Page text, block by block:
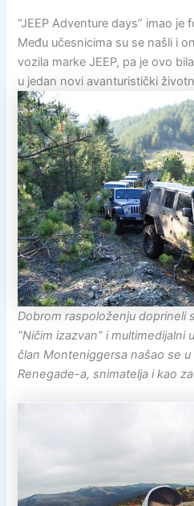
“JEEP Adventure days” imao
Među učesnicima su se našli i
vozila marke JEEP, pa je ovo
u jedan novi avanturistički
Dobrom raspoloženju doprineli
“Ničim izazvan” i
član Monteniggersa našao se
Renegade-a, snimatelja i kao